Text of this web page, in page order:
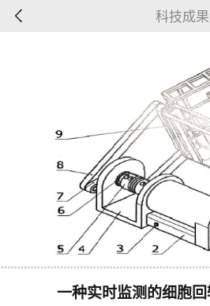
科技成
一种实时监测的细胞